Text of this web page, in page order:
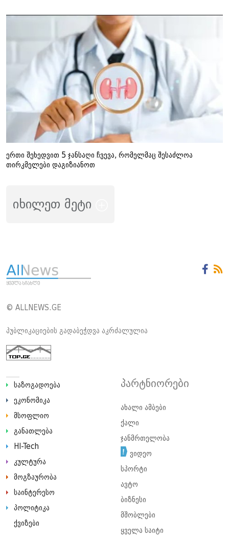
ერთი შეხედვით 5 ჯანსაღი ჩვევა, რომელმაც შესაძლოა
თირკმელები დაგიზიანოთ
იხილეთ მეტი
© ALLNEWS.GE
პუბლიკაციების გადაბეჭდვა აკრძალულია
საზოგადოება
ეკონომიკა
მსოფლიო
განათლება
HI-Tech
კულტურა
მოგზაურობა
საინტერესო
პოლიტიკა
ქვიზები
პარტნიორები
ახალი ამბები
ქალი
ჯანმრთელობა
ვიდეო
სპორტი
ავტო
ბიზნესი
მშობლები
ყველა საიტი